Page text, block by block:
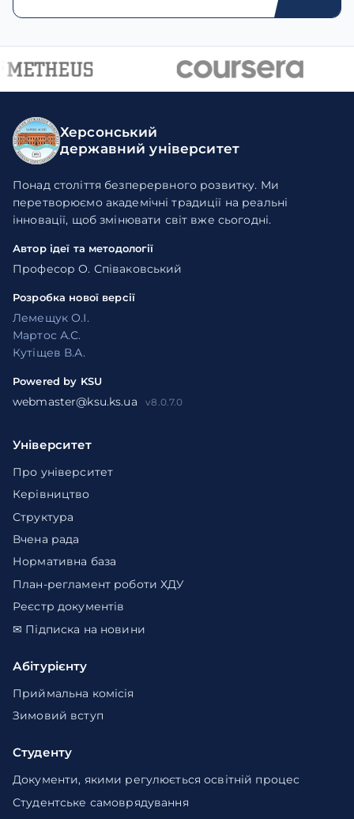
Херсонський
державний університет
Понад століття безперервного розвитку. Ми
перетворюємо академічні традиції на реальні
інновації, щоб змінювати світ вже сьогодні.
Автор ідеї та методології
Професор О. Співаковський
Розробка нової версії
Лемещук О.І.
Мартос А.С.
Кутіщев В.А.
Powered by KSU
webmaster@ksu.ks.ua v8.0.7.0
Університет
Про університет
Керівництво
Структура
Вчена рада
Нормативна база
План-регламент роботи ХДУ
Реєстр документів
✉ Підписка на новини
Абітурієнту
Приймальна комісія
Зимовий вступ
Студенту
Документи, якими регулюється освітній процес
Студентське самоврядування